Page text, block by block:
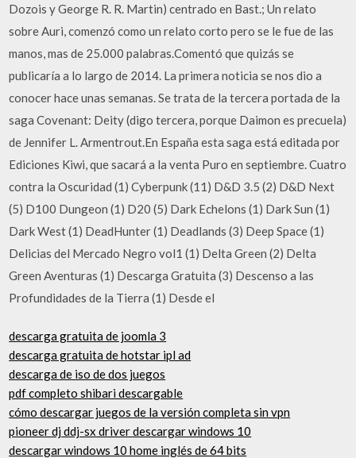
Dozois y George R. R. Martin) centrado en Bast.; Un relato
sobre Auri, comenzó como un relato corto pero se le fue de las
manos, mas de 25.000 palabras.Comentó que quizás se
publicaría a lo largo de 2014. La primera noticia se nos dio a
conocer hace unas semanas. Se trata de la tercera portada de la
saga Covenant: Deity (digo tercera, porque Daimon es precuela)
de Jennifer L. Armentrout.En España esta saga está editada por
Ediciones Kiwi, que sacará a la venta Puro en septiembre. Cuatro
contra la Oscuridad (1) Cyberpunk (11) D&D 3.5 (2) D&D Next
(5) D100 Dungeon (1) D20 (5) Dark Echelons (1) Dark Sun (1)
Dark West (1) DeadHunter (1) Deadlands (3) Deep Space (1)
Delicias del Mercado Negro vol1 (1) Delta Green (2) Delta
Green Aventuras (1) Descarga Gratuita (3) Descenso a las
Profundidades de la Tierra (1) Desde el
descarga gratuita de joomla 3
descarga gratuita de hotstar ipl ad
descarga de iso de dos juegos
pdf completo shibari descargable
cómo descargar juegos de la versión completa sin vpn
pioneer dj ddj-sx driver descargar windows 10
descargar windows 10 home inglés de 64 bits